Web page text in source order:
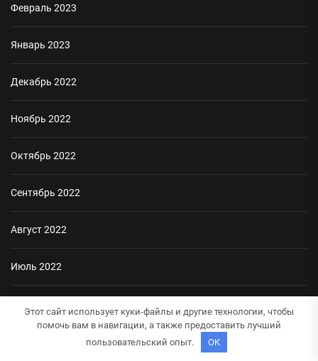
Февраль 2023
Январь 2023
Декабрь 2022
Ноябрь 2022
Октябрь 2022
Сентябрь 2022
Август 2022
Июль 2022
Этот сайт использует куки-файлы и другие технологии, чтобы
помочь вам в навигации, а также предоставить лучший
пользовательский опыт.
OK